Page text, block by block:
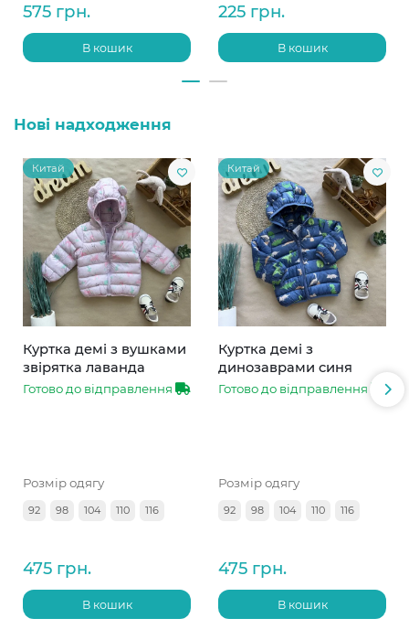
575 грн.
В кошик
225 грн.
В кошик
Нові надходження
Китай
Куртка демі з вушками
звірятка лаванда
Готово до відправлення
Розмір одягу
92 98 104 110 116
475 грн.
В кошик
Китай
Куртка демі з
динозаврами синя
Готово до відправлення
Розмір одягу
92 98 104 110 116
475 грн.
В кошик